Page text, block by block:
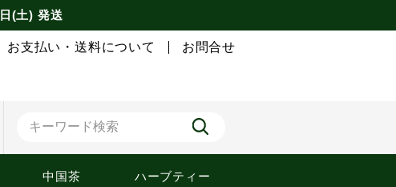
(土) 発送
お支払い・送料について お問合せ
中国茶 ハーブティー